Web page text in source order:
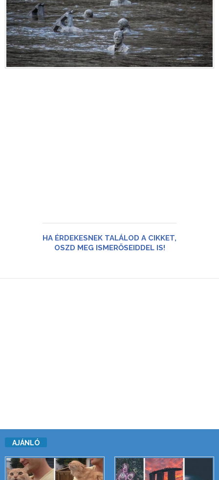
HA ÉRDEKESNEK TALÁLOD A CIKKET,
OSZD MEG ISMERŐSEIDDEL IS!
AJÁNLÓ